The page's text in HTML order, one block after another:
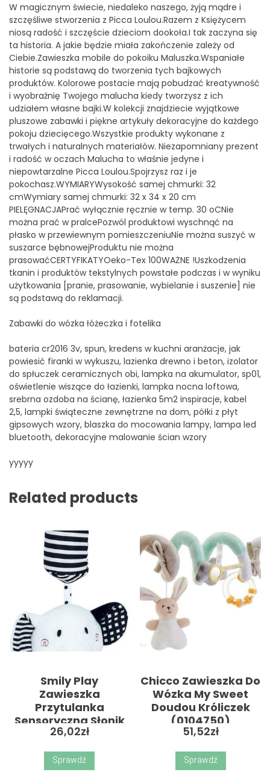
W magicznym świecie, niedaleko naszego, żyją mądre i
szczęśliwe stworzenia z Picca Loulou.Razem z Księżycem
niosą radość i szczęście dzieciom dookoła.I tak zaczyna się
ta historia. A jakie będzie miała zakończenie zależy od
Ciebie.Zawieszka mobile do pokoiku Maluszka.Wspaniałe
historie są podstawą do tworzenia tych bajkowych
produktów. Kolorowe postacie mają pobudzać kreatywność
i wyobraźnię Twojego malucha kiedy tworzysz z ich
udziałem własne bajki.W kolekcji znajdziecie wyjątkowe
pluszowe zabawki i piękne artykuły dekoracyjne do każdego
pokoju dziecięcego.Wszystkie produkty wykonane z
trwałych i naturalnych materiałów. Niezapomniany prezent
i radość w oczach Malucha to właśnie jedyne i
niepowtarzalne Picca Loulou.Spojrzysz raz i je
pokochasz.WYMIARYWysokość samej chmurki: 32
cmWymiary samej chmurki: 32 x 34 x 20 cm
PIELĘGNACJAPrać wyłącznie ręcznie w temp. 30 oCNie
można prać w pralcePozwól produktowi wyschnąć na
płasko w przewiewnym pomieszczeniuNie można suszyć w
suszarce bębnowejProduktu nie można
prasowaćCERTYFIKATYOeko-Tex 100WAŻNE !Uszkodzenia
tkanin i produktów tekstylnych powstałe podczas i w wyniku
użytkowania [pranie, prasowanie, wybielanie i suszenie] nie
są podstawą do reklamacji.
Zabawki do wózka łóżeczka i fotelika
bateria cr2016 3v, spun, kredens w kuchni aranżacje, jak
powiesić firanki w wykuszu, lazienka drewno i beton, izolator
do spłuczek ceramicznych obi, lampka na akumulator, sp01,
oświetlenie wiszące do łazienki, lampka nocna loftowa,
srebrna ozdoba na ścianę, łazienka 5m2 inspiracje, kabel
2,5, lampki świąteczne zewnętrzne na dom, półki z płyt
gipsowych wzory, blaszka do mocowania lampy, lampa led
bluetooth, dekoracyjne malowanie ścian wzory
yyyyy
Related products
Smily Play
Zawieszka
Przytulanka
Sensoryczna Słonik
26,02zł
Sprawdź
Chicco Zawieszka Do
Wózka My Sweet
Doudou Króliczek
(0104750)
51,52zł
Sprawdź